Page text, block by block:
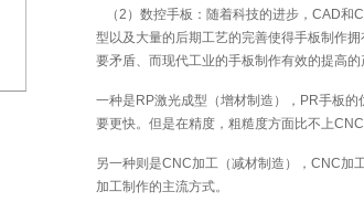
（2）数控手板：随着科技的进步，CAD和
型以及大量的后期工艺的完善使得手板制作
要矛盾、而现代工业的手板制作有效的提高
一种是RP激光成型（增材制造），PR手板
要更快。但是在精度，粗糙度方面比不上CNC
另一种则是CNC加工（减材制造），CNC加
加工制作的主流方式。